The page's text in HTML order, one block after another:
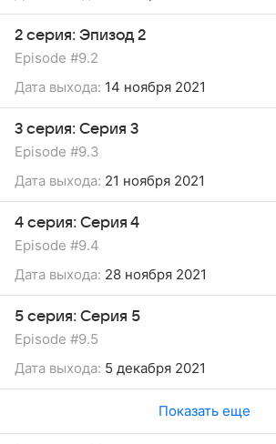
2 серия: Эпизод 2
Episode #9.2
Дата выхода: 14 ноября 2021
3 серия: Серия 3
Episode #9.3
Дата выхода: 21 ноября 2021
4 серия: Серия 4
Episode #9.4
Дата выхода: 28 ноября 2021
5 серия: Серия 5
Episode #9.5
Дата выхода: 5 декабря 2021
Показать еще